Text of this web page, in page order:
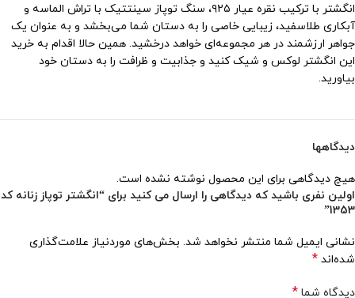
انگشتر با ترکیب نقره عیار ۹۲۵، سنگ توپاز سینتتیک با تراش الماسه و
آبکاری طلاسفید، زیبایی خاصی را به دستان شما می‌بخشد و به عنوان یک
جواهر ارزشمند در هر مجموعه‌ای خواهد درخشید. همین حالا اقدام به خرید
این انگشتر لوکس و شیک کنید و جذابیت و ظرافت را به دستان خود
بیاورید.
دیدگاهها
هیچ دیدگاهی برای این محصول نوشته نشده است.
اولین نفری باشید که دیدگاهی را ارسال می کنید برای “انگشتر توپاز زنانه کد
1353”
نشانی ایمیل شما منتشر نخواهد شد. بخش‌های موردنیاز علامت‌گذاری
شده‌اند *
دیدگاه شما *